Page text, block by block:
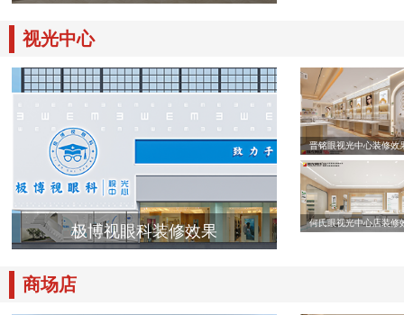
视光中心
极博视眼科装修效果
晋铭眼视光中心装修效
何氏眼视光中心店装修
商场店